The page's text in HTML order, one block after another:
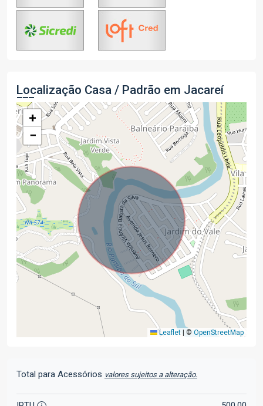
Localização Casa / Padrão em Jacareí
+
−
Leaflet © OpenStreetMap
Total para Acessórios valores sujeitos a alteração.